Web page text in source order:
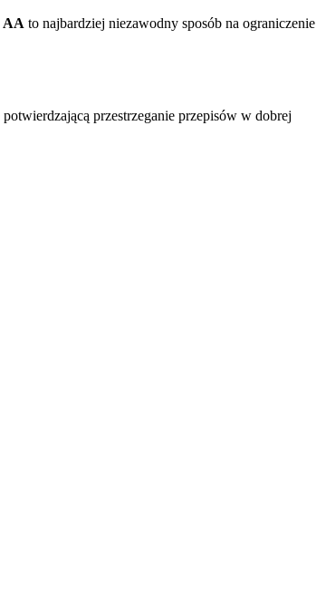
AA to najbardziej niezawodny sposób na ograniczenie
przestrzeganie przepisów w dobrej